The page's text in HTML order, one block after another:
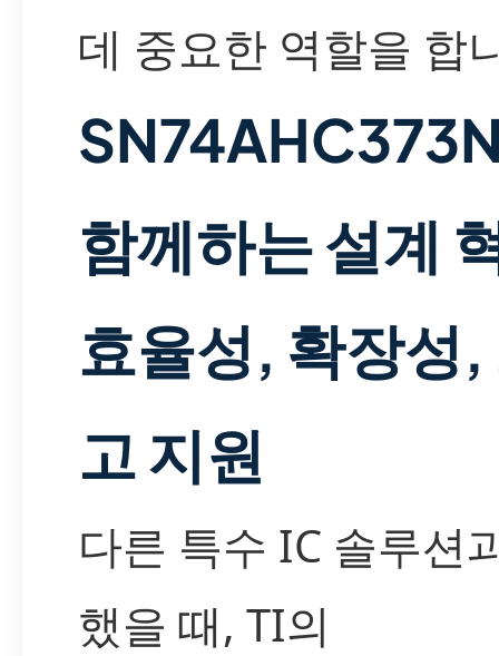
데 중요한 역할을 합
함께하는 설계
효율성, 확장성,
고 지원
다른 특수 IC 솔루션
했을 때, TI의